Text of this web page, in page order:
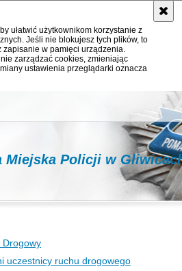
ułatwić użytkownikom korzystanie z
Jeśli nie blokujesz tych plików, to
w pamięci urządzenia.
zarządzać cookies, zmieniając
ustawienia przeglądarki oznacza
Miejska Policji w
Drogowy
uczestnicy ruchu drogowego